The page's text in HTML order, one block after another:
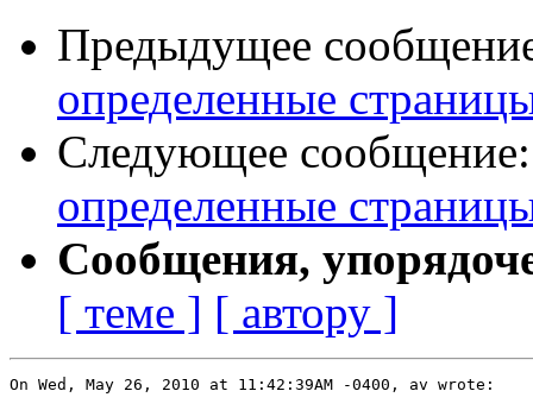
Предыдущее
определенные
Следующее
определенные
Сообщения,
[ теме ] [ автору ]
On Wed, May 26, 2010 at 11:42:39AM -0400, av wrote: